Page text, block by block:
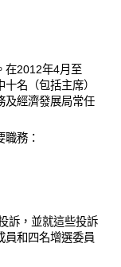
在2012年4月至
名（包括主席）
及經濟發展局常任
務：
訴，並就這些投訴
員和四名增選委員